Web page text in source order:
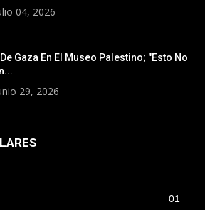
04, 2026
Gaza En El Museo Palestino; "Esto No
29, 2026
01